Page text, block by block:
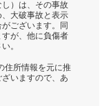
）は、その事故
大破事故と表示
ございます。同
が、他に負傷者
。
住所情報を元に推
いますので、あ